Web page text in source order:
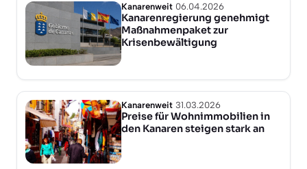
Kanarenweit 06.04.2026
Kanarenregierung genehmigt
Maßnahmenpaket zur
Krisenbewältigung
Kanarenweit 31.03.2026
Preise für Wohnimmobilien in
den Kanaren steigen stark an